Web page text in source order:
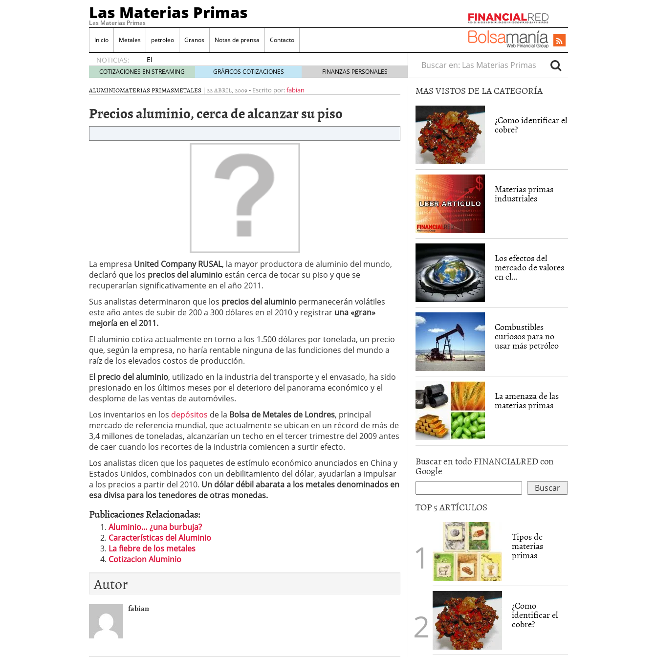
Las Materias Primas
Las Materias Primas
Inicio Metales petroleo Granos Notas de prensa Contacto
NOTICIAS:
El
Ecosistema
Kuailian,
acercando
tecnología
blockchain
a todo el
Presentación de Silk Road Coin por LGR Global
WorldMarkets sigue con el éxito de su trading de Inteligencia Artificial
LocalAgro – Plataforma basada en blockchain para los negocios del sector
MYTVCHAIN Primera plataforma de web tv del mundo dedicada a clubs
COTIZACIONES EN STREAMING GRÁFICOS COTIZACIONES FINANZAS PERSONALES
Buscar en:
ALUMINIOMATERIAS PRIMASMETALES | 22 ABRIL, 2009- Escrito por:fabian
Precios aluminio, cerca de alcanzar su piso
La empresa United Company RUSAL, la mayor productora de aluminio del mundo,
declaró que los precios del aluminio están cerca de tocar su piso y que se
recuperarían significativamente en el año 2011.
Sus analistas determinaron que los precios del aluminio permanecerán volátiles
este año antes de subir de 200 a 300 dólares en el 2010 y registrar una «gran»
mejoría en el 2011.
El aluminio cotiza actualmente en torno a los 1.500 dólares por tonelada, un precio
que, según la empresa, no haría rentable ninguna de las fundiciones del mundo a
raíz de los elevados costos de producción.
El precio del aluminio, utilizado en la industria del transporte y el envasado, ha sido
presionado en los últimos meses por el deterioro del panorama económico y el
desplome de las ventas de automóviles.
Los inventarios en los depósitos de la Bolsa de Metales de Londres, principal
mercado de referencia mundial, que actualmente se ubican en un récord de más de
3,4 millones de toneladas, alcanzarían un techo en el tercer trimestre del 2009 antes
de caer cuando los recortes de la industria comiencen a surtir efecto.
Los analistas dicen que los paquetes de estímulo económico anunciados en China y
Estados Unidos, combinados con un debilitamiento del dólar, ayudarían a impulsar
a los precios a partir del 2010. Un dólar débil abarata a los metales denominados en
esa divisa para los tenedores de otras monedas.
Publicaciones Relacionadas:
Aluminio… ¿una burbuja?
Características del Aluminio
La fiebre de los metales
Cotizacion Aluminio
Autor
fabian
MAS VISTOS DE LA CATEGORÍA
¿Como identificar el
cobre?
Materias primas
industriales
Los efectos del
mercado de valores
en el...
Combustibles
curiosos para no
usar más petróleo
La amenaza de las
materias primas
Buscar en todo FINANCIALRED con
Google
TOP 5 ARTÍCULOS
Tipos de
materias
primas
¿Como
identificar el
cobre?